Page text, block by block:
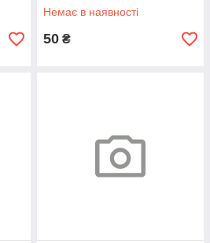
Немає в наявності
50 ₴